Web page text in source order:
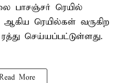
பாசஞ்சர் ரெயில்
ஆகிய ரெயில்கள் வருகிற
செய்யப்பட்டுள்ளது.
More